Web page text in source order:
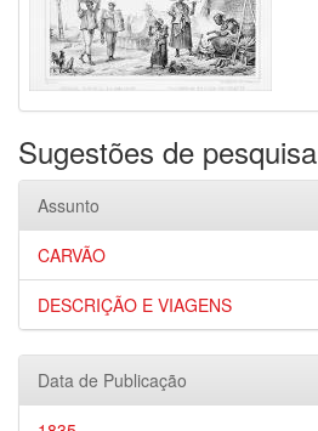
Sugestões de pesquisa
Assunto
CARVÃO
DESCRIÇÃO E VIAGENS
Data de Publicação